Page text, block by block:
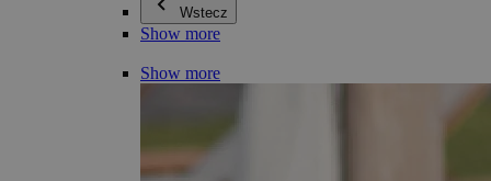
Wstecz
Show more
Show more